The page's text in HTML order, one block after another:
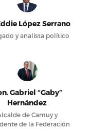
López Serrano
y analista político
Gabriel “Gaby”
Hernández
de Camuy y
de la Federación